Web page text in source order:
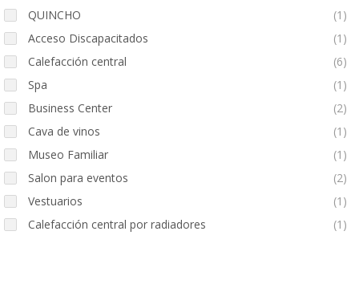
QUINCHO
(1)
Acceso Discapacitados
(1)
Calefacción central
(6)
Spa
(1)
Business Center
(2)
Cava de vinos
(1)
Museo Familiar
(1)
Salon para eventos
(2)
Vestuarios
(1)
Calefacción central por radiadores
(1)